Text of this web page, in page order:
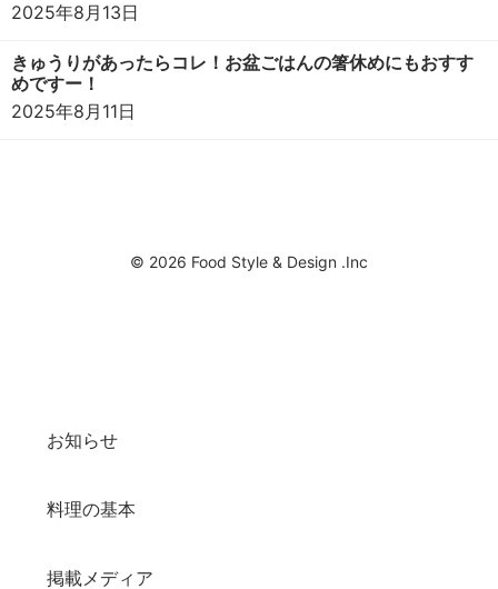
2025年8月13日
きゅうりがあったらコレ！お盆ごはんの箸休めにもおすす
めですー！
2025年8月11日
© 2026 Food Style & Design .Inc
お知らせ
料理の基本
掲載メディア